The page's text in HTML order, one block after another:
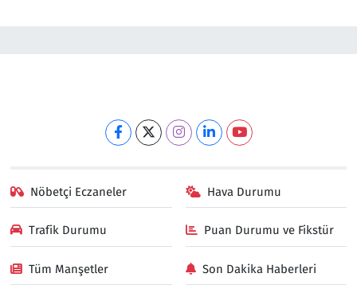
Nöbetçi Eczaneler Hava Durumu
Trafik Durumu Puan Durumu ve Fikstür
Tüm Manşetler Son Dakika Haberleri